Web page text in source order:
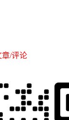
章/评论